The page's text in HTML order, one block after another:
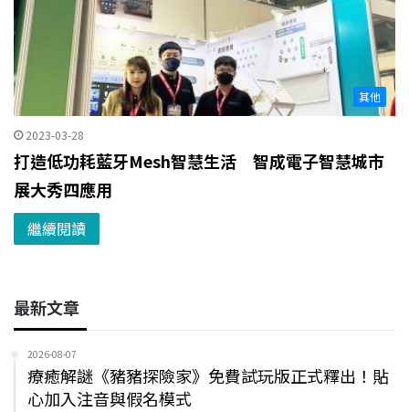
其他
2023-03-28
打造低功耗藍牙Mesh智慧生活 智成電子智慧城市
展大秀四應用
繼續閱讀
最新文章
2026-08-07
療癒解謎《豬豬探險家》免費試玩版正式釋出！貼
心加入注音與假名模式